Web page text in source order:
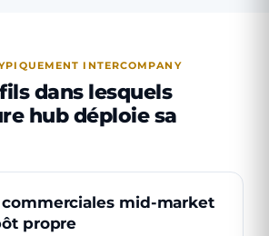
INTERCOMPANY
dans lesquels
hub déploie sa
mid-market
propre